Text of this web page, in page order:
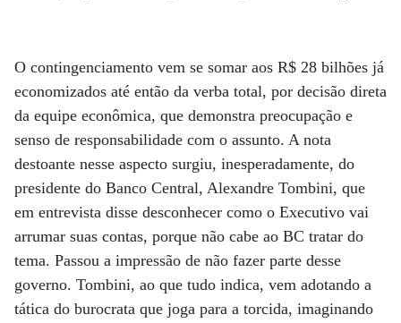
O contingenciamento vem se somar aos R$ 28 bilhões já
economizados até então da verba total, por decisão direta
da equipe econômica, que demonstra preocupação e
senso de responsabilidade com o assunto. A nota
destoante nesse aspecto surgiu, inesperadamente, do
presidente do Banco Central, Alexandre Tombini, que
em entrevista disse desconhecer como o Executivo vai
arrumar suas contas, porque não cabe ao BC tratar do
tema. Passou a impressão de não fazer parte desse
governo. Tombini, ao que tudo indica, vem adotando a
tática do burocrata que joga para a torcida, imaginando